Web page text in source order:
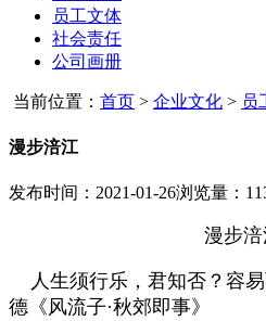
员工文体
社会责任
公司画册
当前位置： 首页 > 企业文化 > 员
漫步涪江
发布时间：2021-01-26浏览量：
漫步
人生须行乐，君知否？容
德《风流子·秋郊即事》